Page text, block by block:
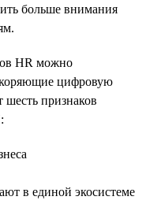
больше внимания
HR можно
цифровую
признаков
в единой экосистеме